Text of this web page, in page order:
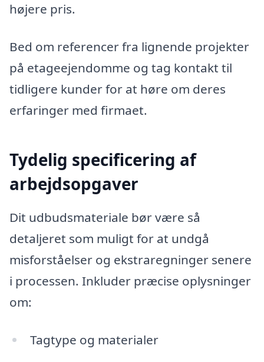
højere pris.
Bed om referencer fra lignende projekter
på etageejendomme og tag kontakt til
tidligere kunder for at høre om deres
erfaringer med firmaet.
Tydelig specificering af
arbejdsopgaver
Dit udbudsmateriale bør være så
detaljeret som muligt for at undgå
misforståelser og ekstraregninger senere
i processen. Inkluder præcise oplysninger
om:
Tagtype og materialer